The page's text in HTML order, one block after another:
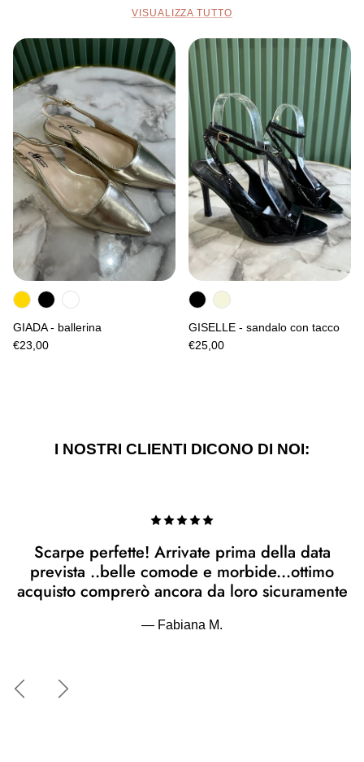
VISUALIZZA TUTTO
GIADA - ballerina
€23,00
GISELLE - sandalo con tacco
€25,00
I NOSTRI CLIENTI DICONO DI NOI:
Scarpe perfette! Arrivate prima della data
prevista ..belle comode e morbide...ottimo
acquisto comprerò ancora da loro sicuramente
— Fabiana M.
IndietroAvanti